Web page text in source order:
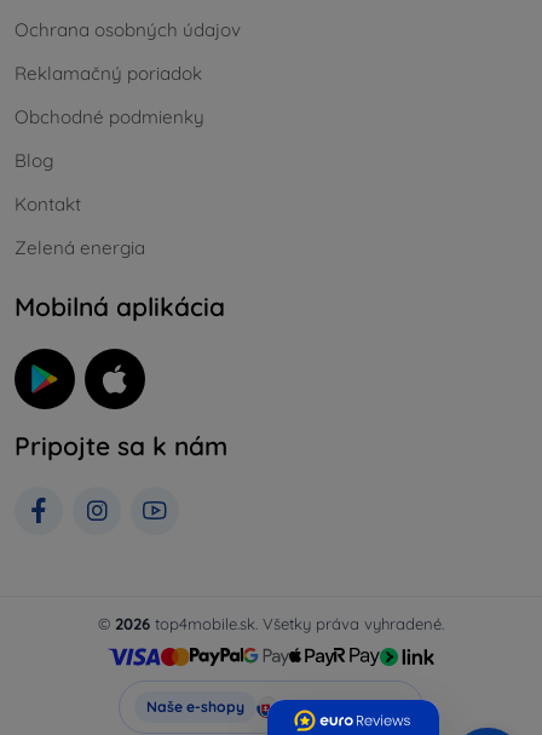
Ochrana osobných údajov
Reklamačný poriadok
Obchodné podmienky
Blog
Kontakt
Zelená energia
Mobilná aplikácia
Pripojte sa k nám
© 2026 top4mobile.sk. Všetky práva vyhradené.
Naše e-shopy Top4Mobile.sk